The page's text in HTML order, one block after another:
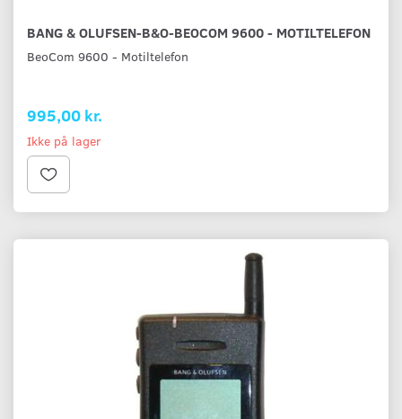
BANG & OLUFSEN-B&O-BEOCOM 9600 - MOTILTELEFON
BeoCom 9600 - Motiltelefon
995,00 kr.
Ikke på lager